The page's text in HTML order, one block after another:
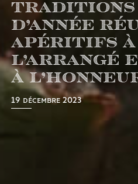
Traditions
d’année
apéritifs à
l’Arrangé
à
19 décembre 2023